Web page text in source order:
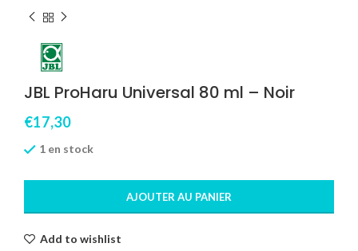
JBL ProHaru Universal 80 ml – Noir
€17,30
1 en stock
AJOUTER AU PANIER
Add to wishlist